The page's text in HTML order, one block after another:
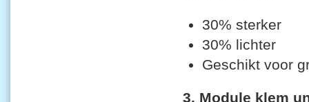
30% sterker
30% lichter
Geschikt voor
3. Module klem